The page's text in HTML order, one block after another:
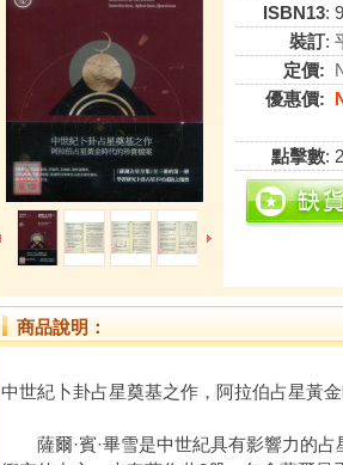
ISBN13:
裝訂:
定價:
優惠價:
點擊數:
商品說明：
中世紀卜卦占星奠基之作，阿拉伯占星黃
薩爾·賓·畢雪是中世紀具有影響力的占